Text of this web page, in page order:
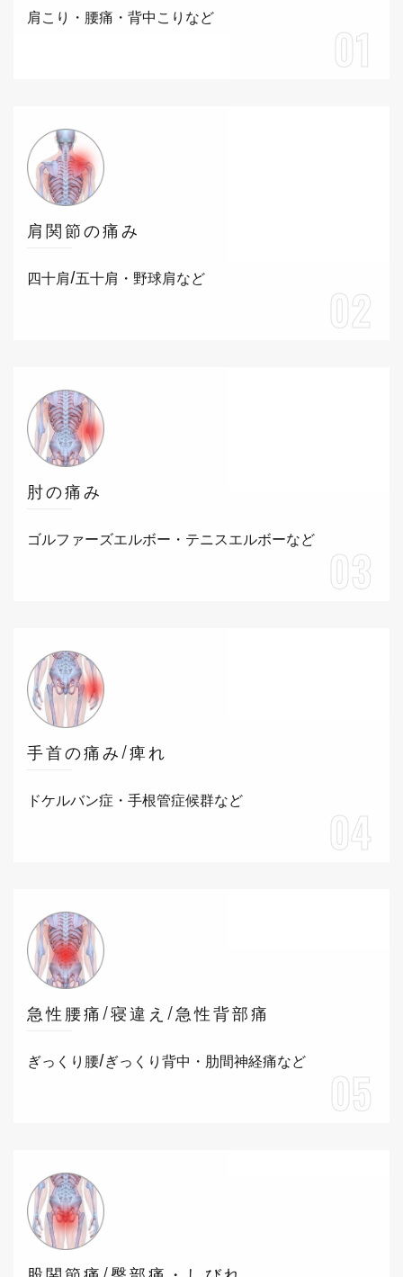
肩こり・腰痛・背中こりなど
01
肩関節の痛み
四十肩/五十肩・野球肩など
02
肘の痛み
ゴルファーズエルボー・テニスエルボーなど
03
手首の痛み/痺れ
ドケルバン症・手根管症候群など
04
急性腰痛/寝違え/急性背部痛
ぎっくり腰/ぎっくり背中・肋間神経痛など
05